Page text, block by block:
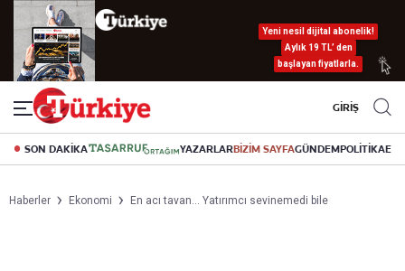
Yeni nesil dijital abonelik!
Aylık 19 TL’ den
başlayan fiyatlarla.
GİRİŞ
SON DAKİKA YAZARLARBİZİM SAYFAGÜNDEMPOLİTİKA
Haberler Ekonomi En acı tavan... Yatırımcı sevinemedi bile